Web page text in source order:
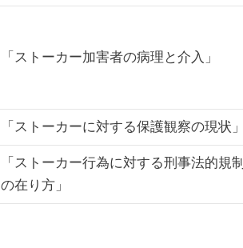
「ストーカー加害者の病理と介入」
「ストーカーに対する保護観察の現状」
「ストーカー行為に対する刑事法的規制
の在り方」